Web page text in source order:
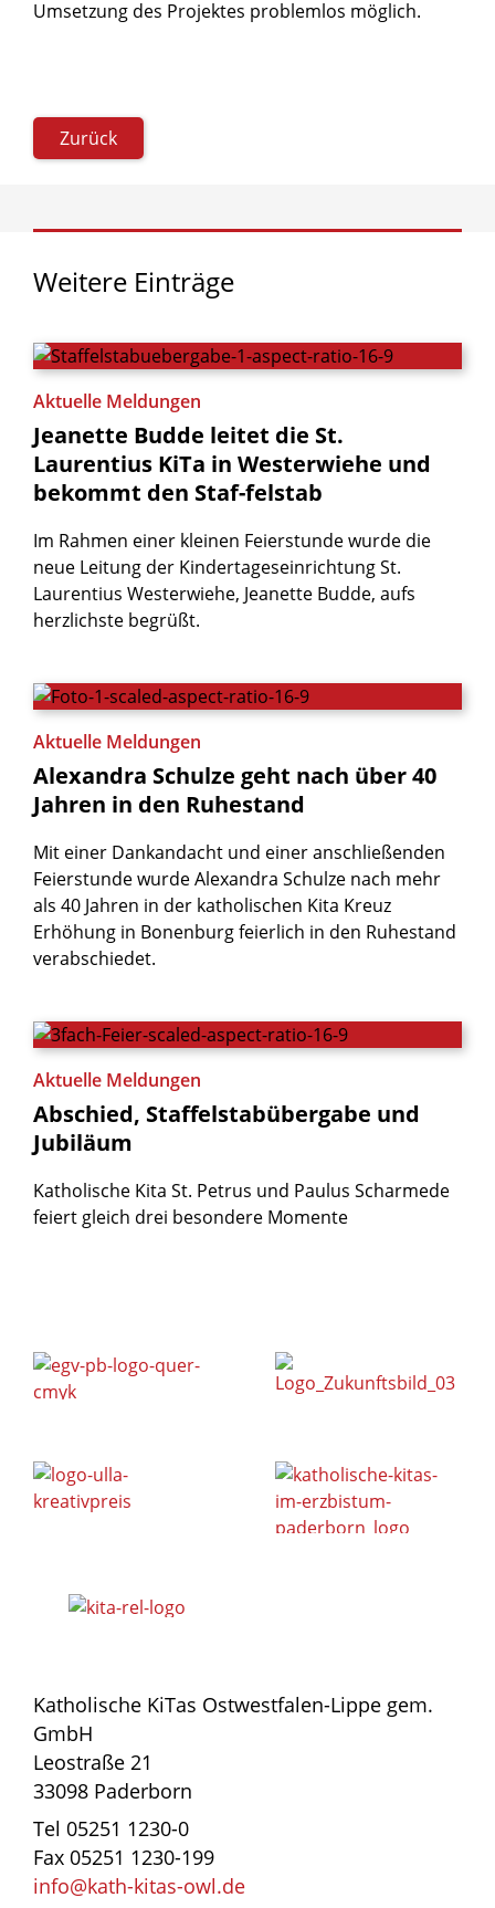
Umsetzung des Projektes problemlos möglich.
Zurück
Weitere Einträge
Aktuelle Meldungen
Jeanette Budde leitet die St.
Laurentius KiTa in Westerwiehe und
bekommt den Staf-felstab
Im Rahmen einer kleinen Feierstunde wurde die
neue Leitung der Kindertageseinrichtung St.
Laurentius Westerwiehe, Jeanette Budde, aufs
herzlichste begrüßt.
Aktuelle Meldungen
Alexandra Schulze geht nach über40
Jahren in den Ruhestand
Mit einer Dankandacht und einer anschließenden
Feierstunde wurde Alexandra Schulze nach mehr
als 40 Jahren in der katholischen Kita Kreuz
Erhöhung in Bonenburg feierlich in den Ruhestand
verabschiedet.
Aktuelle Meldungen
Abschied, Staffelstabübergabe und
Jubiläum
Katholische Kita St. Petrus und Paulus Scharmede
feiert gleich drei besondere Momente
Katholische KiTas Ostwestfalen-Lippe gem.
GmbH
Leostraße 21
33098 Paderborn
Tel 05251 1230-0
Fax 05251 1230-199
info@kath-kitas-owl.de